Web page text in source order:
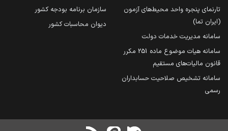
تارنمای پنجره واحد محیط‌های آزمون
(ایران تما)
سامانه مدیریت خدمات دولت
سامانه هیات موضوع ماده 251 مکرر
قانون مالیات‌های مستقیم
سامانه تشخیص صلاحیت حسابداران
رسمی
سازمان برنامه بودجه کشور
دیوان محاسبات کشور